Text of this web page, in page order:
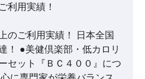
利用実績！
のご利用実績！ 日本全国
！ ●美健倶楽部・低カロリ
セット『ＢＣ４００』につ